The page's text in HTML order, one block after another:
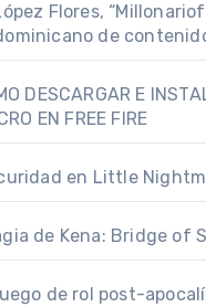
Flores,
de
DESCARGAR E
EN FREE FIRE
en Little
de Kena: Bridge of
de rol post-